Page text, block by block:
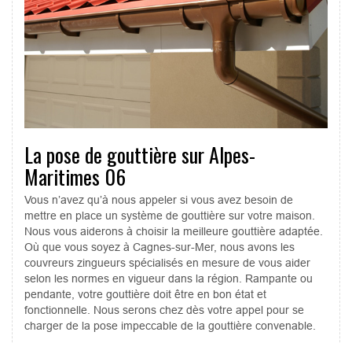
La pose de gouttière sur Alpes-
Maritimes 06
Vous n’avez qu’à nous appeler si vous avez besoin de
mettre en place un système de gouttière sur votre maison.
Nous vous aiderons à choisir la meilleure gouttière adaptée.
Où que vous soyez à Cagnes-sur-Mer, nous avons les
couvreurs zingueurs spécialisés en mesure de vous aider
selon les normes en vigueur dans la région. Rampante ou
pendante, votre gouttière doit être en bon état et
fonctionnelle. Nous serons chez dès votre appel pour se
charger de la pose impeccable de la gouttière convenable.